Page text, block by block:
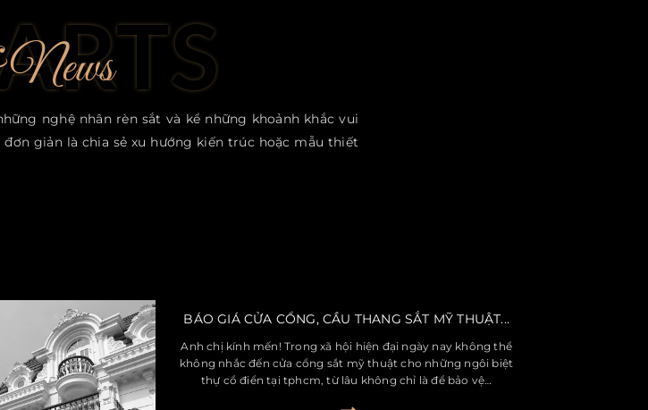
nghệ nhân rèn sắt và kể những khoảnh khắc vui
giản là chia sẻ xu hướng kiến trúc hoặc mẫu thiết
BÁO GIÁ CỬA CỔNG, CẦU THANG SẮT MỸ THUẬT...
Anh chị kính mến! Trong xã hội hiện đại ngày nay không thể
không nhắc đến cửa cổng sắt mỹ thuật cho những ngôi biệt
thự cổ điển tại tphcm, từ lâu không chỉ là để bảo vệ…